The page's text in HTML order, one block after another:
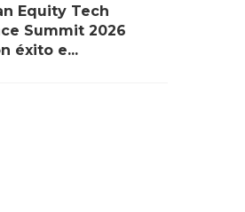
Equity Tech
Summit 2026
éxito e...